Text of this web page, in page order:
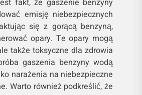
fakt, że gaszenie benzyny
emisję niebezpiecznych
się z gorącą benzyną,
opary. Te opary mogą
także toksyczne dla zdrowia
gaszenia benzyny wodą
narażenia na niebezpieczne
Warto również podkreślić, że